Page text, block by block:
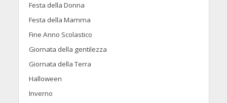
Festa della Donna
Festa della Mamma
Fine Anno Scolastico
Giornata della gentilezza
Giornata della Terra
Halloween
Inverno